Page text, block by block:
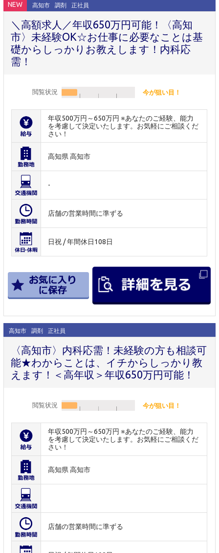
NEW 高知市 調剤 正社員
＼高額求人／年収650万円可能！〈高知
市〉未経験OK☆お仕事に必要なことは基
礎からしっかりお教えします！内科応
需！
閲覧状況 今が狙い目！
年収500万円～650万円 ※あなたのご経験、能力
を考慮して決定いたします。お気軽にご相談くだ
さい！
高知県 高知市
-
店舗の営業時間に準ずる
日祝 / 年間休日108日
高知市 調剤 正社員
〈高知市〉内科応需！未経験の方も相談可
能★わからことは、イチからしっかり教
えます！＜高年収＞年収650万円可能！
閲覧状況 今が狙い目！
年収500万円～650万円 ※あなたのご経験、能力
を考慮して決定いたします。お気軽にご相談くだ
さい！
高知県 高知市
店舗の営業時間に準ずる